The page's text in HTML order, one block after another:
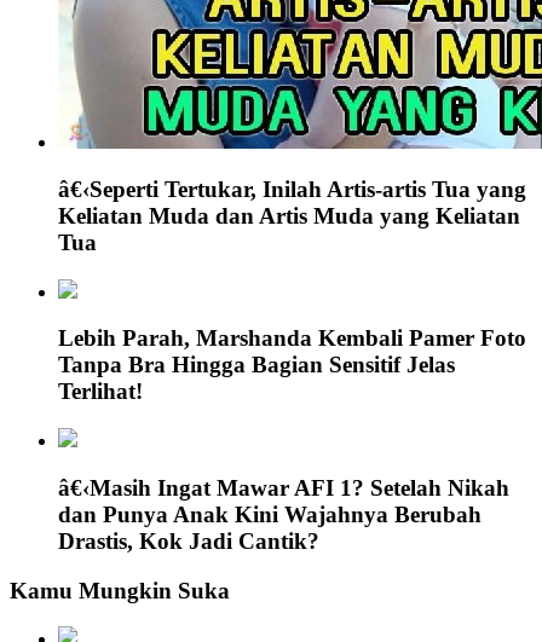
â€‹Seperti Tertukar, Inilah Artis-artis Tua yang
Keliatan Muda dan Artis Muda yang Keliatan
Tua
Lebih Parah, Marshanda Kembali Pamer Foto
Tanpa Bra Hingga Bagian Sensitif Jelas
Terlihat!
â€‹Masih Ingat Mawar AFI 1? Setelah Nikah
dan Punya Anak Kini Wajahnya Berubah
Drastis, Kok Jadi Cantik?
Kamu Mungkin Suka